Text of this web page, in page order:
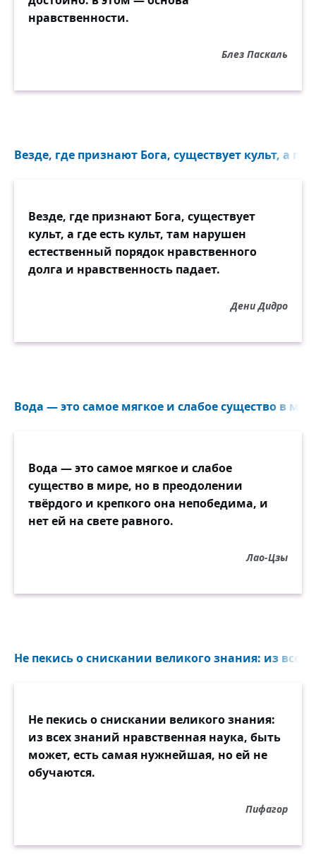
нравственности.
Блез Паскаль
Везде, где признают Бога, существует культ, а
Везде, где признают Бога, существует
культ, а где есть культ, там нарушен
естественный порядок нравственного
долга и нравственность падает.
Дени Дидро
Вода — это самое мягкое и слабое существо в
Вода — это самое мягкое и слабое
существо в мире, но в преодолении
твёрдого и крепкого она непобедима, и
нет ей на свете равного.
Лао-Цзы
Не пекись о снискании великого знания: из всех
Не пекись о снискании великого знания:
из всех знаний нравственная наука, быть
может, есть самая нужнейшая, но ей не
обучаются.
Пифагор